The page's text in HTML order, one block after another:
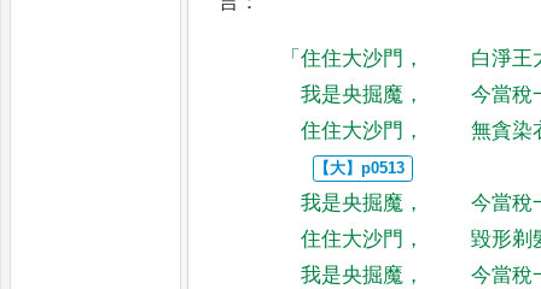
「住住大沙門 ，
白淨王
我是央掘魔 ，
今當稅
住住大沙門 ， 無貪染
我是央掘魔 ，
今當稅
住住大沙門 ，
毀形剃
我是央掘魔 ，
今當稅